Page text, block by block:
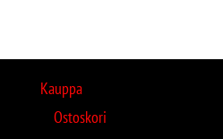
Kauppa
Ostoskori